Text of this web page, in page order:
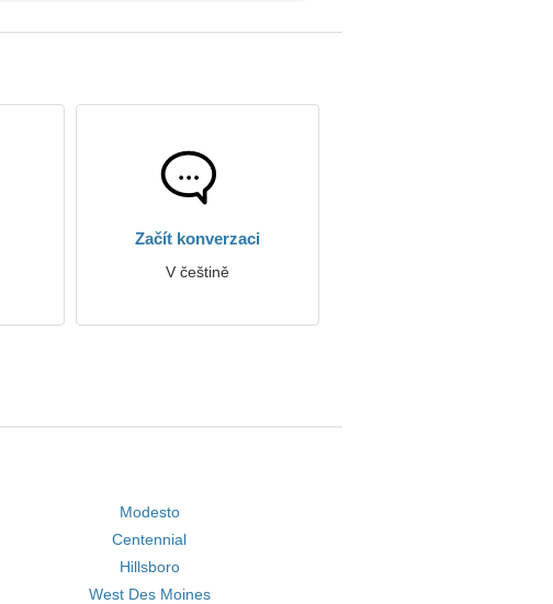
Začít konverzaci
V češtině
Modesto
Centennial
Hillsboro
West Des Moines